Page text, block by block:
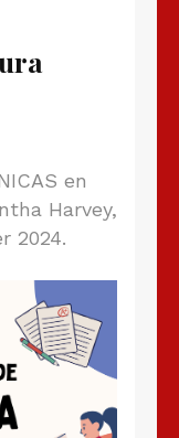
en
Harvey,
2024.